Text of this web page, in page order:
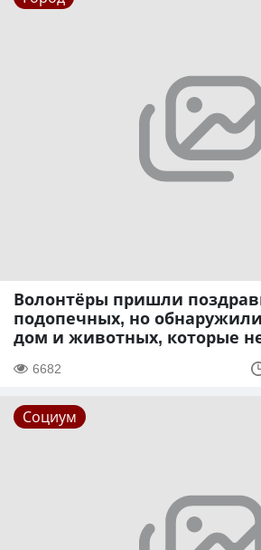
Волонтёры пришли
подопечных, но
дом и животных, которые
6682
Социум